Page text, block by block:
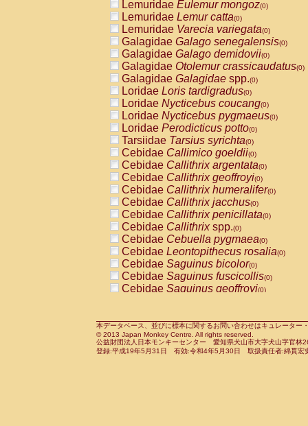
AtelidaeAlouatta fusca(0)
AtelidaeAlouatta seniculus
AtelidaeAlouattaspp.(0)
AtelidaeAteles belzebuth(0)
AtelidaeAteles geoffroyi(0)
AtelidaeAteles paniscus(0)
AtelidaeAtelesspp.(0)
Atelidae Lagothrix lagothricha
AtelidaeLagothrix lagothricha cana
PitheciidaeCacajao calvus
PitheciidaeCallicebus cupreus
PitheciidaeCallicebus donacophilus
PitheciidaeCallicebus moloch
PitheciidaeCallicebus torquatus
PitheciidaeCallicebusspp.(0)
PitheciidaeChiropotes satanas(0)
PitheciidaePithecia monachus
PitheciidaePithecia pithecia(0)
CercopithecidaeCercocebus agilis
CercopithecidaeCercocebus
CercopithecidaeCercocebus
CercopithecidaeCercocebus
CercopithecidaeCercocebus
CercopithecidaeCercocebushybrid
CercopithecidaePapio anubis(0)
CercopithecidaePapio cynocephalus
CercopithecidaePapio hamadryas(0)
Lemuridae Eulemur mongoz(0)
Lemuridae Lemur catta(0)
Lemuridae Varecia variegata(0)
Galagidae Galago senegalensis(0)
Galagidae Galago demidovii(0)
Galagidae Otolemur crassicaudatus(0)
Galagidae Galagidae spp.(0)
Loridae Loris tardigradus(0)
Loridae Nycticebus coucang(0)
Loridae Nycticebus pygmaeus(0)
Loridae Perodicticus potto(0)
Tarsiidae Tarsius syrichta(0)
Cebidae Callimico goeldii(0)
Cebidae Callithrix argentata(0)
Cebidae Callithrix geoffroyi(0)
Cebidae Callithrix humeralifer(0)
Cebidae Callithrix jacchus(0)
Cebidae Callithrix penicillata(0)
Cebidae Callithrixspp.(0)
Cebidae Cebuella pygmaea(0)
Cebidae Leontopithecus rosalia(0)
Cebidae Saguinus bicolor(0)
Cebidae Saguinus fuscicollis(0)
Cebidae Saguinus geoffroyi(0)
CebidaeSaguinus leucopus(0)
CebidaeSaguinus midas(0)
Cebidae Saguinus mystax(0)
本データベース、並びに標本に関するお問い合わせはキュレータ
© 2013 Japan Monkey Centre. All rights reserved.
公益財団法人日本モンキーセンター 愛知県犬山市大字犬山字官
登録:平成19年5月31日 有効:令和4年5月30日 取扱責任者:綿貫宏